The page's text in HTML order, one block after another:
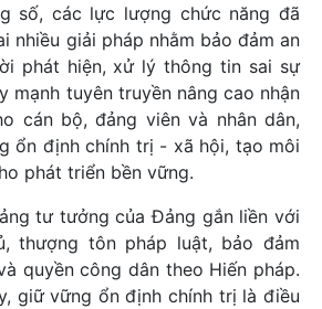
số, các lực lượng chức năng đã
nhiều giải pháp nhằm bảo đảm an
phát hiện, xử lý thông tin sai sự
mạnh tuyên truyền nâng cao nhận
cán bộ, đảng viên và nhân dân,
ổn định chính trị - xã hội, tạo môi
phát triển bền vững.
tư tưởng của Đảng gắn liền với
thượng tôn pháp luật, bảo đảm
quyền công dân theo Hiến pháp.
giữ vững ổn định chính trị là điều